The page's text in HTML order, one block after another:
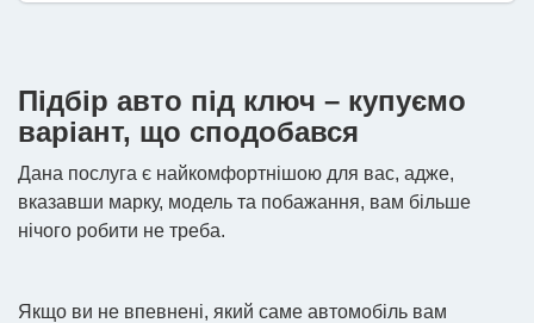
Підбір авто під ключ – купуємо
варіант, що сподобався
Дана послуга є найкомфортнішою для вас, адже,
вказавши марку, модель та побажання, вам більше
нічого робити не треба.
Якщо ви не впевнені, який саме автомобіль вам